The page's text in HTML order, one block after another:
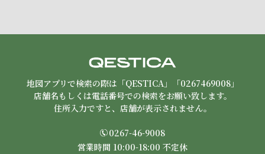
地図アプリで検索の際は「QESTICA」「0267469008」
店舗名もしくは電話番号での検索をお願い致します。
住所入力ですと、店舗が表示されません。
0267-46-9008
営業時間 10:00-18:00 不定休